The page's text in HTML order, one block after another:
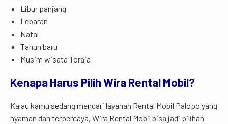
Libur panjang
Lebaran
Natal
Tahun baru
Musim wisata Toraja
Kenapa Harus Pilih Wira Rental Mobil?
Kalau kamu sedang mencari layanan Rental Mobil Palopo yang
nyaman dan terpercaya, Wira Rental Mobil bisa jadi pilihan